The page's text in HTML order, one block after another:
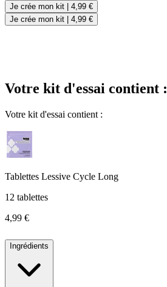
Je crée mon kit
4,99 €
Je crée mon kit
4,99 €
Votre kit d'essai contient :
Votre kit d'essai contient :
Tablettes Lessive Cycle Long
12 tablettes
4,99 €
Ingrédients